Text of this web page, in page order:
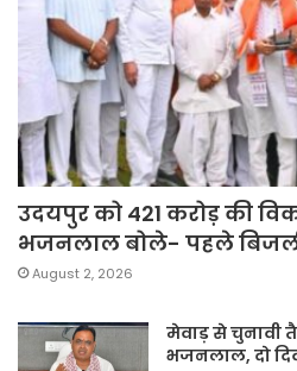
उदयपुर को 421 करोड़ की
भजनलाल बोले- पहले
August 2, 2026
मेवाड़ से चुनावी
भजनलाल, दो